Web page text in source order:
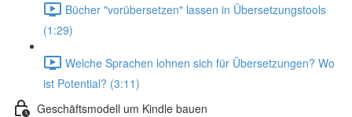
Bücher "vorübersetzen" lassen in Übersetzungstools
(1:29)
Welche Sprachen lohnen sich für Übersetzungen? Wo
ist Potential? (3:11)
Geschäftsmodell um Kindle bauen